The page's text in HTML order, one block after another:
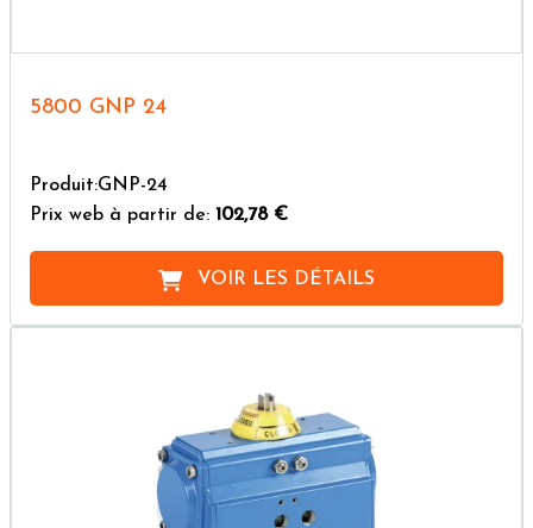
5800 GNP 24
Produit:GNP-24
Prix web à partir de: 102,78 €
VOIR LES DÉTAILS